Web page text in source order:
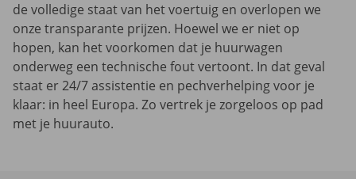
de volledige staat van het voertuig en overlopen we
onze transparante prijzen. Hoewel we er niet op
hopen, kan het voorkomen dat je huurwagen
onderweg een technische fout vertoont. In dat geval
staat er 24/7 assistentie en pechverhelping voor je
klaar: in heel Europa. Zo vertrek je zorgeloos op pad
met je huurauto.